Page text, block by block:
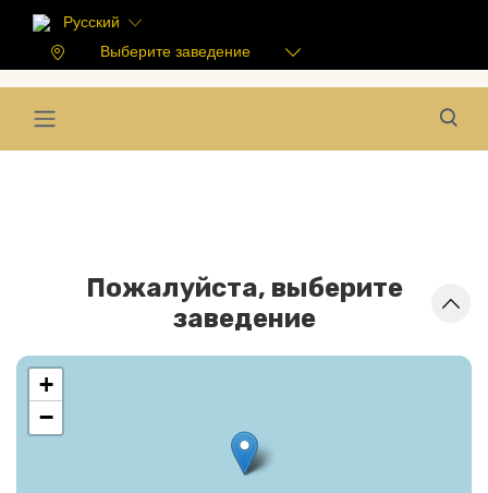
Русский
Выберите заведение
Пожалуйста, выберите
заведение
+
−